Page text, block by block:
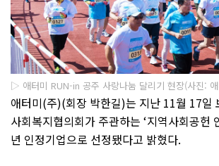
▷ 애터미 RUN-in 공주 사랑나눔 달리기 현장(사진:
애터미(주)(회장 박한길)는 지난 11월 17일
사회복지협의회가 주관하는 ‘지역사회공헌
년 인정기업으로 선정됐다고 밝혔다.